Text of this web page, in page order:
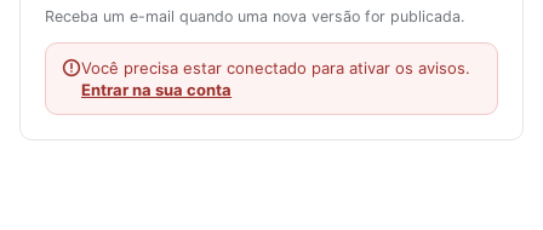
Receba um e-mail quando uma nova versão for publicada.
Você precisa estar conectado para ativar os avisos.
Entrar na sua conta